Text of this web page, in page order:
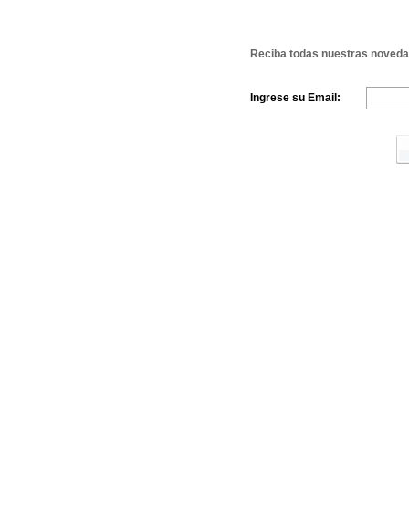
Reciba todas nuestras
Ingrese su Email: